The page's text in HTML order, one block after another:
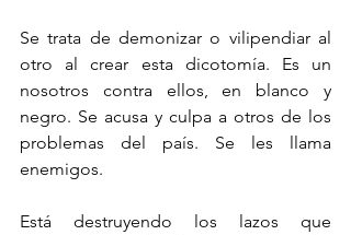
Se trata de demonizar o vilipendiar al
otro al crear esta dicotomía. Es un
nosotros contra ellos, en blanco y
negro. Se acusa y culpa a otros de los
problemas del país. Se les llama
enemigos.
Está destruyendo los lazos que